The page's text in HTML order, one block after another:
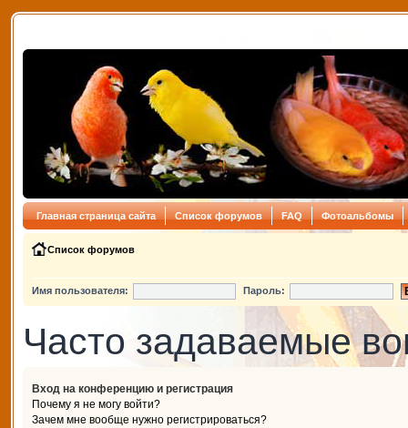
Главная страница сайта Список форумов FAQ Фотоальбомы
Список форумов
Имя пользователя: Пароль:
Часто задаваемые
Вход на конференцию и регистрация
Почему я не могу войти?
Зачем мне вообще нужно регистрироваться?